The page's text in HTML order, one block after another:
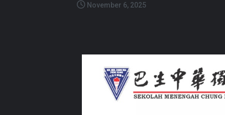
November 6, 2025